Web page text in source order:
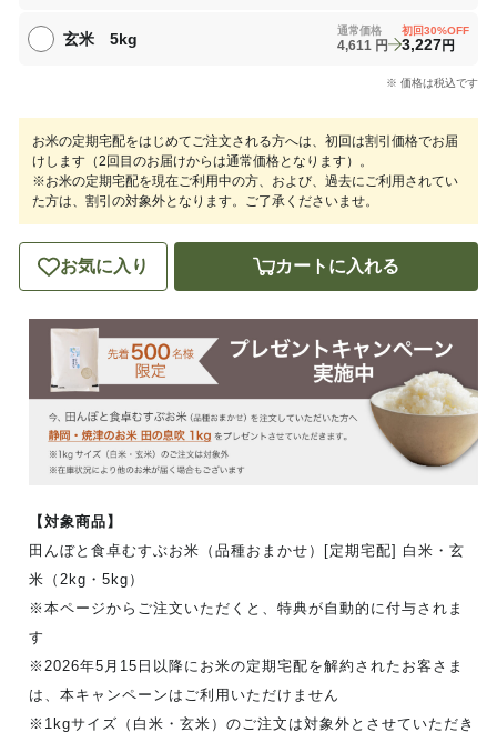
玄米 5kg 通常価格
4,611 円
初回30%OFF
3,227円
※ 価格は税込です
お米の定期宅配をはじめてご注文される方へは、初回は割引価格でお届
けします（2回目のお届けからは通常価格となります）。
※お米の定期宅配を現在ご利用中の方、および、過去にご利用されてい
た方は、割引の対象外となります。ご了承くださいませ。
お気に入り カートに入れる
【対象商品】
田んぼと食卓むすぶお米（品種おまかせ）[定期宅配] 白米・玄
米（2kg・5kg）
※本ページからご注文いただくと、特典が自動的に付与されま
す
※2026年5月15日以降にお米の定期宅配を解約されたお客さま
は、本キャンペーンはご利用いただけません
※1kgサイズ（白米・玄米）のご注文は対象外とさせていただき